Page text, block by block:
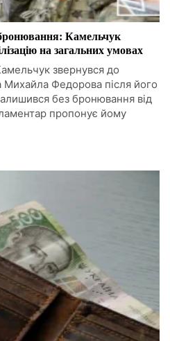
Камельчук
на загальних умовах
звернувся до
Федорова після його
без бронювання від
пропонує йому